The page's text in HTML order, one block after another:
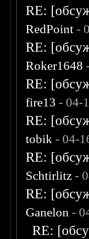
RE:
RedPoint -
RE:
Roker1648
RE:
fire13 - 04-
RE:
tobik - 04-
RE:
Schtirlitz -
RE:
Ganelon -
RE: